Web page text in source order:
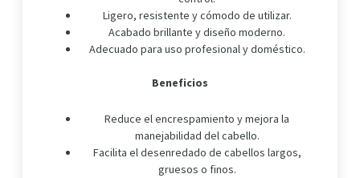
Ligero, resistente y cómodo de utilizar.
Acabado brillante y diseño moderno.
Adecuado para uso profesional y doméstico.
Beneficios
Reduce el encrespamiento y mejora la
manejabilidad del cabello.
Facilita el desenredado de cabellos largos,
gruesos o finos.